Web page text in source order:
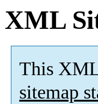
XML
This
sitemap